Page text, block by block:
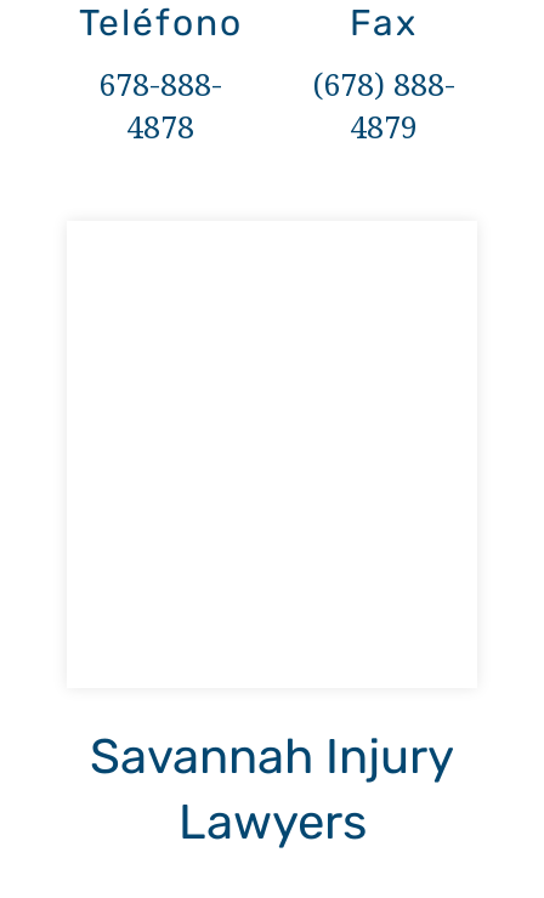
Teléfono
678-888-
4878
Fax
(678) 888-
4879
Savannah Injury
Lawyers